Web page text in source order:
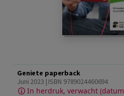
Geniete paperback
Juni 2023 | ISBN 9789024460694
In herdruk, verwacht (datum